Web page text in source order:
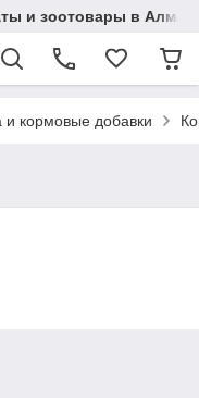
и зоотовары в
и кормовые добавки